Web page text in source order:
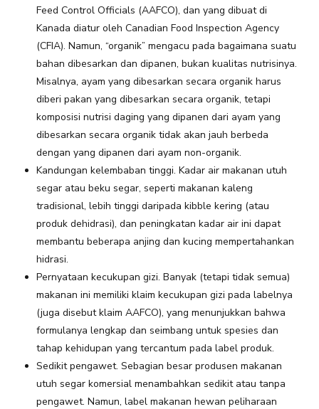
Feed Control Officials (AAFCO), dan yang dibuat di
Kanada diatur oleh Canadian Food Inspection Agency
(CFIA). Namun, “organik” mengacu pada bagaimana suatu
bahan dibesarkan dan dipanen, bukan kualitas nutrisinya.
Misalnya, ayam yang dibesarkan secara organik harus
diberi pakan yang dibesarkan secara organik, tetapi
komposisi nutrisi daging yang dipanen dari ayam yang
dibesarkan secara organik tidak akan jauh berbeda
dengan yang dipanen dari ayam non-organik.
Kandungan kelembaban tinggi. Kadar air makanan utuh
segar atau beku segar, seperti makanan kaleng
tradisional, lebih tinggi daripada kibble kering (atau
produk dehidrasi), dan peningkatan kadar air ini dapat
membantu beberapa anjing dan kucing mempertahankan
hidrasi.
Pernyataan kecukupan gizi. Banyak (tetapi tidak semua)
makanan ini memiliki klaim kecukupan gizi pada labelnya
(juga disebut klaim AAFCO), yang menunjukkan bahwa
formulanya lengkap dan seimbang untuk spesies dan
tahap kehidupan yang tercantum pada label produk.
Sedikit pengawet. Sebagian besar produsen makanan
utuh segar komersial menambahkan sedikit atau tanpa
pengawet. Namun, label makanan hewan peliharaan